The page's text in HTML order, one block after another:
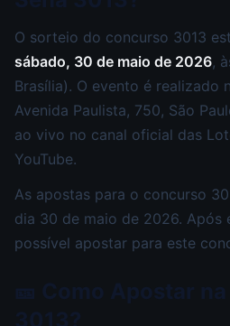
O sorteio do concurso 3013
sábado, 30 de maio de 2026,
Brasília). O evento é realizado
Avenida Paulista, 750, São
ao vivo no canal oficial das
YouTube.
As apostas para o concurso
dia 30 de maio de 2026. Após
possível apostar para este